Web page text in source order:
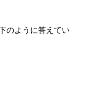
のように答えてい